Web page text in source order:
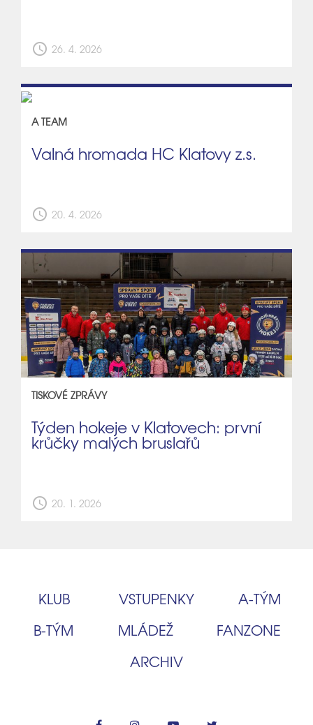
schedule 26. 4. 2026
A TEAM
Valná hromada HC Klatovy z.s.
schedule 20. 4. 2026
TISKOVÉ ZPRÁVY
Týden hokeje v Klatovech: první
krůčky malých bruslařů
schedule 20. 1. 2026
KLUB VSTUPENKY
A‑TÝM
B‑TÝM
MLÁDEŽ
FANZONE
ARCHIV